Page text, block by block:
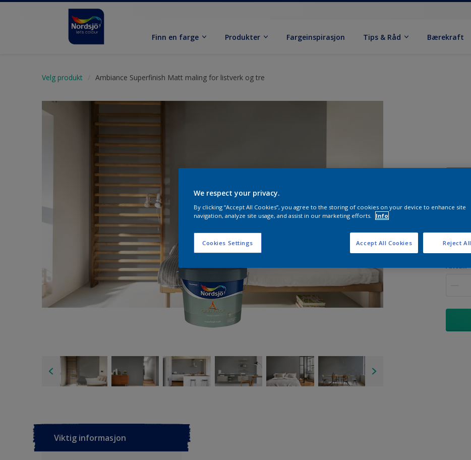
Finn en farge Produkter Fargeinspirasjon Tips & Råd Bærekraft
Velg produkt Ambiance Superfinish Matt maling for listverk og tre
Antall
Viktig informasjon
We respect your privacy.
By clicking “Accept All Cookies”, you agree to the storing of cookies on your device to enhance site
navigation, analyze site usage, and assist in our marketing efforts.
Info
Cookies Settings Reject All
Accept All Cookies